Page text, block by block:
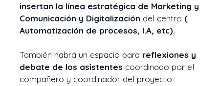
insertan la línea estratégica de Marketing y
Comunicación y Digitalización del centro (
Automatización de procesos, I.A, etc).
También habrá un espacio para reflexiones y
debate de los asistentes coordinado por el
compañero y coordinador del proyecto